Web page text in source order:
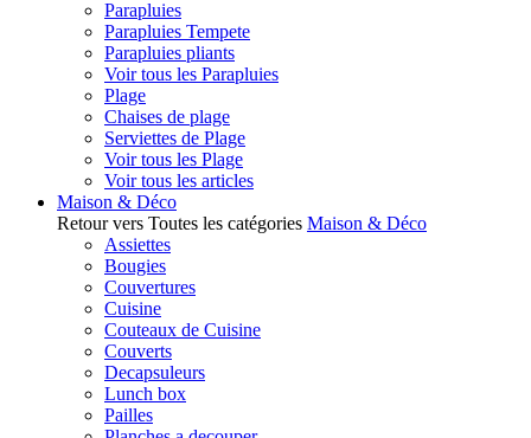
Parapluies
Parapluies Tempete
Parapluies pliants
Voir tous les Parapluies
Plage
Chaises de plage
Serviettes de Plage
Voir tous les Plage
Voir tous les articles
Maison & Déco
Retour vers Toutes les catégories Maison & Déco
Assiettes
Bougies
Couvertures
Cuisine
Couteaux de Cuisine
Couverts
Decapsuleurs
Lunch box
Pailles